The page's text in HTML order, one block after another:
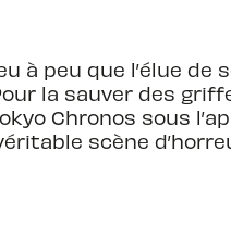
à peu que l’élue
la sauver des
Chronos sous
scène